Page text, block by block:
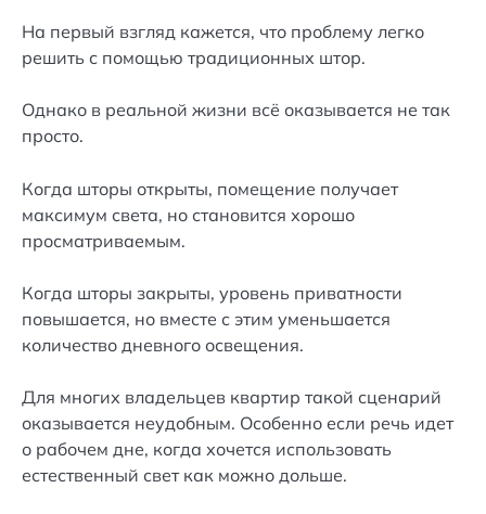
На первый взгляд кажется, что проблему легко
решить с помощью традиционных штор.
Однако в реальной жизни всё оказывается не так
просто.
Когда шторы открыты, помещение получает
максимум света, но становится хорошо
просматриваемым.
Когда шторы закрыты, уровень приватности
повышается, но вместе с этим уменьшается
количество дневного освещения.
Для многих владельцев квартир такой сценарий
оказывается неудобным. Особенно если речь идет
о рабочем дне, когда хочется использовать
естественный свет как можно дольше.